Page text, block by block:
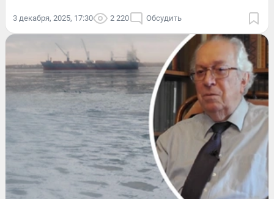
3 декабря, 2025, 17:30 2 220 Обсудить